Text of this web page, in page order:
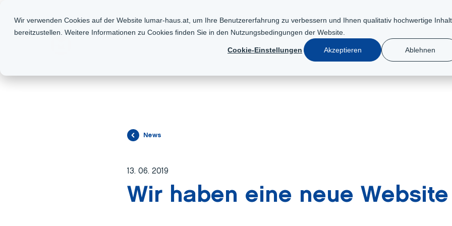
Wir verwenden Cookies auf der Website lumar-haus.at, um Ihre Benutzererfahrung zu verbessern und Ihnen qualitativ hochwertige
bereitzustellen. Weitere Informationen zu Cookies finden Sie in den Nutzungsbedingungen der Website
Cookie-Einstellungen Akzeptieren Ablehnen
DER WEG ZUM LUMAR-HAUS ERLEBNISSE
News
13. 06. 2019
Wir haben eine neue Website